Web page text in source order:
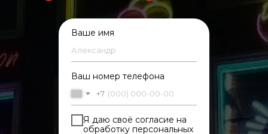
Ваше имя
Ваш номер телефона
+7
Я даю своё согласие на
обработку персональных